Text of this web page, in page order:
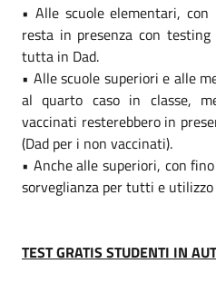
• Alle scuole elementari,
resta in presenza con
tutta in Dad.
• Alle scuole superiori e alle
al quarto caso in classe,
vaccinati resterebbero in
(Dad per i non vaccinati).
• Anche alle superiori, con
sorveglianza per tutti e utilizzo
TEST GRATIS STUDENTI IN